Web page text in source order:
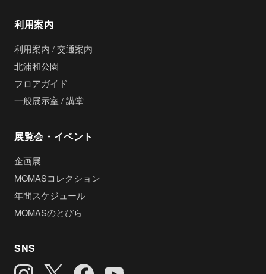
利用案内
利用案内 / 交通案内
北浦和公園
フロアガイド
一般展示室 / 講堂
展覧会・イベント
企画展
MOMASコレクション
年間スケジュール
MOMASのとびら
SNS